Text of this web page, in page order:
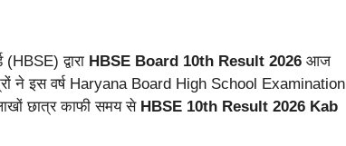
(HBSE) द्वारा HBSE Board 10th Result 2026 आज
ने इस वर्ष Haryana Board High School Examination
छात्र काफी समय से HBSE 10th Result 2026 Kab